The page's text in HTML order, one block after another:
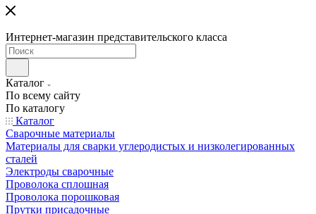
Интернет-магазин представительского класса
Каталог
По всему сайту
По каталогу
Каталог
Сварочные материалы
Материалы для сварки углеродистых и низколегированных
сталей
Электроды сварочные
Проволока сплошная
Проволока порошковая
Прутки присадочные